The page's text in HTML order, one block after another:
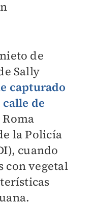
de
Sally
capturado
de
la Policía
cuando
con vegetal